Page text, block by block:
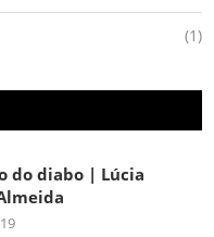
(1)
do diabo | Lúcia